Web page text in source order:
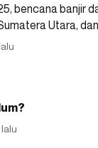
bencana banjir
Utara,